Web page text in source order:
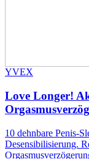
YVEX
Love Longer!
10 dehnbare Penis-
Desensibilisierung.